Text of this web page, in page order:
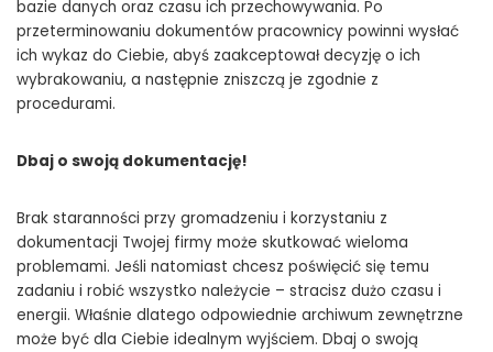
bazie danych oraz czasu ich przechowywania. Po
przeterminowaniu dokumentów pracownicy powinni wysłać
ich wykaz do Ciebie, abyś zaakceptował decyzję o ich
wybrakowaniu, a następnie zniszczą je zgodnie z
procedurami.
Dbaj o swoją dokumentację!
Brak staranności przy gromadzeniu i korzystaniu z
dokumentacji Twojej firmy może skutkować wieloma
problemami. Jeśli natomiast chcesz poświęcić się temu
zadaniu i robić wszystko należycie – stracisz dużo czasu i
energii. Właśnie dlatego odpowiednie archiwum zewnętrzne
może być dla Ciebie idealnym wyjściem. Dbaj o swoją